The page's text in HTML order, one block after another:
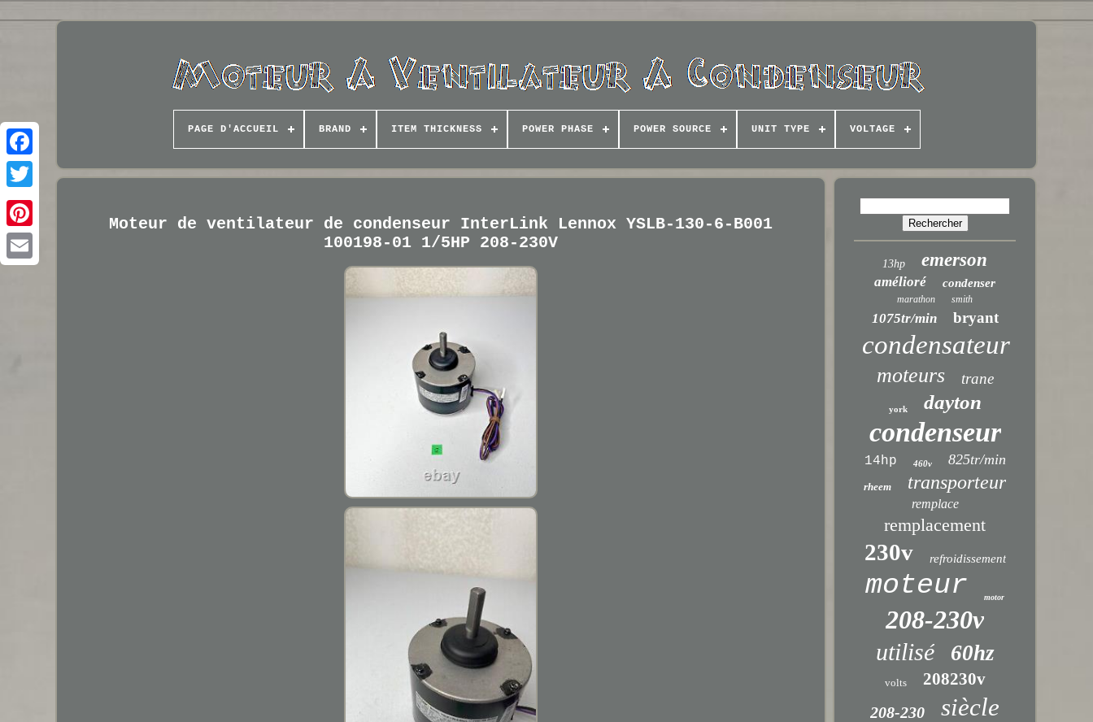
PAGE D'ACCUEIL BRAND ITEM THICKNESS POWER PHASE POWER SOURCE UNIT TYPE VOLTAGE
Moteur de ventilateur de condenseur InterLink Lennox YSLB-130-6-B001
100198-01 1/5HP 208-230V
13hp emerson
amélioré condenser
marathon smith
1075tr/min bryant
condensateur
moteurs trane
york dayton
condenseur
14hp 460v 825tr/min
rheem transporteur
remplace
remplacement
230v refroidissement
moteur motor
208-230v
utilisé 60hz
volts 208230v
208-230 siècle